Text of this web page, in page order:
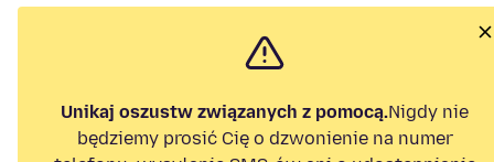
Unikaj oszustw związanych z pomocą.Nigdy nie
będziemy prosić Cię o dzwonienie na numer